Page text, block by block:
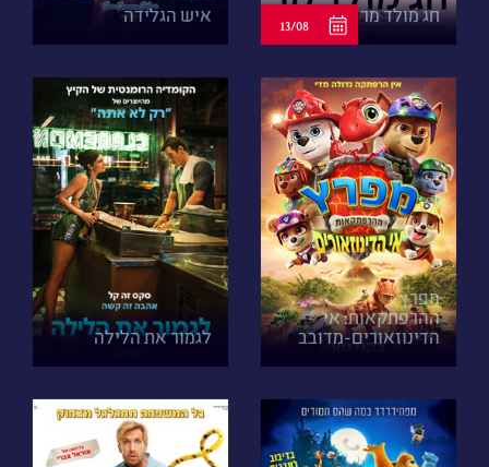
חג מולד מר 13/08 איש הגלידה
מפרץ
ההרפתקאות: אי
הדינוזאורים-מדובב
לגמור את הלילה